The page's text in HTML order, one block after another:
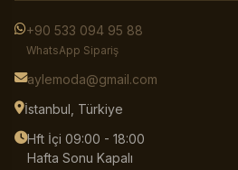
+90 533 094 95 88
WhatsApp Sipariş
aylemoda@gmail.com
İstanbul, Türkiye
Hft İçi 09:00 - 18:00
Hafta Sonu Kapalı